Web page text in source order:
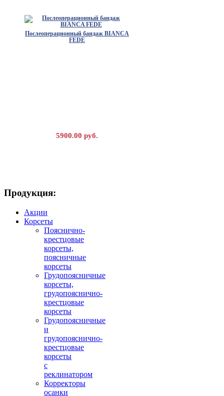
Послеоперационный бандаж BIANCA
FEDE
5900.00 руб.
Универсальный бинт-бандаж BIAGIA
2500.00 руб.
Грудопояснично-крестцовый корсет
Продукция:
Акции
Корсеты
Пояснично-
крестцовые
корсеты,
поясничные
корсеты
Грудопоясничные
корсеты,
грудопояснично-
крестцовые
корсеты
Грудопоясничные
и
грудопояснично-
крестцовые
корсеты
с
реклинатором
Корректоры
осанки